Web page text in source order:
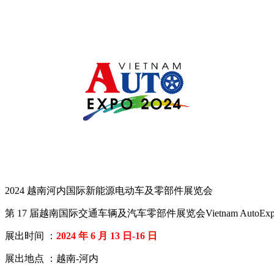
2024 越南河内国际新能源电动车及零部件展览会
第 17 届越南国际交通车辆及汽车零部件展览会Vietnam
展出时间 ： 2024 年 6 月 13 日-16 日
展出地点 ：越南-河内